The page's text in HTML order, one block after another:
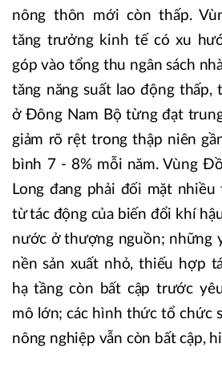
nông thôn mới còn thấp.
tăng trưởng kinh tế có xu
góp vào tổng thu ngân sách
tăng năng suất lao động
ở Đông Nam Bộ từng đạt
giảm rõ rệt trong thập niên
bình 7 - 8% mỗi năm. Vùng
Long đang phải đối mặt
từ tác động của biến đổi khí
nước ở thượng nguồn; những
nền sản xuất nhỏ, thiếu hợp
hạ tầng còn bất cập trước
mô lớn; các hình thức tổ chức
nông nghiệp vẫn còn bất cập,